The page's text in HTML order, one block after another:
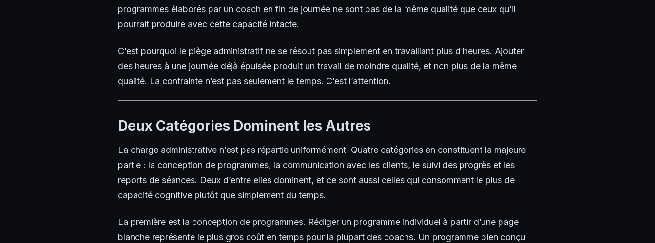
programmes élaborés par un coach en fin de journée ne sont pas de la même qualité que ceux qu’il
pourrait produire avec cette capacité intacte.
C’est pourquoi le piège administratif ne se résout pas simplement en travaillant plus d’heures. Ajouter
des heures à une journée déjà épuisée produit un travail de moindre qualité, et non plus de la même
qualité. La contrainte n’est pas seulement le temps. C’est l’attention.
Deux Catégories Dominent les Autres
La charge administrative n’est pas répartie uniformément. Quatre catégories en constituent la majeure
partie : la conception de programmes, la communication avec les clients, le suivi des progrès et les
reports de séances. Deux d’entre elles dominent, et ce sont aussi celles qui consomment le plus de
capacité cognitive plutôt que simplement du temps.
La première est la conception de programmes. Rédiger un programme individuel à partir d’une page
blanche représente le plus gros coût en temps pour la plupart des coachs. Un programme bien conçu